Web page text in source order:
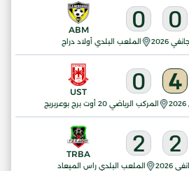
الملعب البلدي أولاد دراج
0
0
ABM
المركب الرياضي 20 أوت برج بوعريريج
4
0
UST
الملعب البلدي راس الميعاد
2
2
TRBA